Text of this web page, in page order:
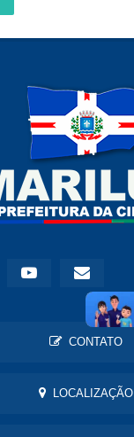
CONTATO
LOCALIZAÇÃO